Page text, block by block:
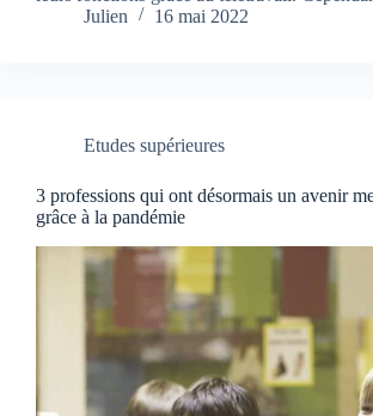
Julien
16 mai 2022
Etudes supérieures
3 professions qui ont désormais un avenir
grâce à la pandémie